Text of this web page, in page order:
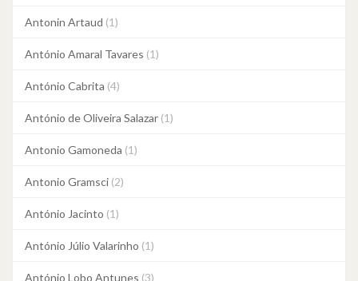
Antonin Artaud (1)
António Amaral Tavares (1)
António Cabrita (4)
António de Oliveira Salazar (1)
Antonio Gamoneda (1)
Antonio Gramsci (2)
António Jacinto (1)
António Júlio Valarinho (1)
António Lobo Antunes (3)